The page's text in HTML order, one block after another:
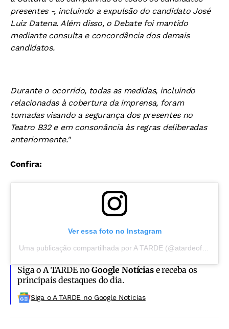
presentes -, incluindo a expulsão do candidato José
Luiz Datena. Além disso, o Debate foi mantido
mediante consulta e concordância dos demais
candidatos.
Durante o ocorrido, todas as medidas, incluindo
relacionadas à cobertura da imprensa, foram
tomadas visando a segurança dos presentes no
Teatro B32 e em consonância às regras deliberadas
anteriormente."
Confira:
Ver essa foto no Instagram
Uma publicação compartilhada por A TARDE (@atardeoficial)
Siga o A TARDE noGoogle Notíciase receba os
principais destaques do dia.
Siga o A TARDE no Google Noticias